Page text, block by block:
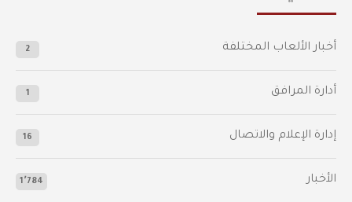
أخبار الألعاب المختلفة 2
أدارة المرافق 1
إدارة الإعلام والاتصال 16
الأخبار 1٬784